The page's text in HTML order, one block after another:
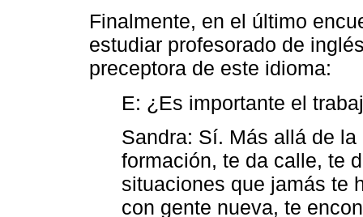
Finalmente, en el último
estudiar profesorado de
preceptora de este idioma:
E: ¿Es importante el
Sandra: Sí. Más allá de
formación, te da calle, te
situaciones que jamás te
con gente nueva, te